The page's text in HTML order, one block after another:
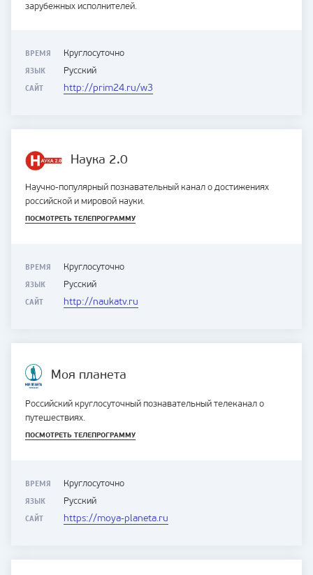
зарубежных исполнителей.
ВРЕМЯ Круглосуточно
ЯЗЫК Русский
САЙТ http://prim24.ru/w3
Наука 2.0
Научно-популярный познавательный канал о достижениях
российской и мировой науки.
ПОСМОТРЕТЬ ТЕЛЕПРОГРАММУ
ВРЕМЯ Круглосуточно
ЯЗЫК Русский
САЙТ http://naukatv.ru
Моя планета
Российский круглосуточный познавательный телеканал о
путешествиях.
ПОСМОТРЕТЬ ТЕЛЕПРОГРАММУ
ВРЕМЯ Круглосуточно
ЯЗЫК Русский
САЙТ https://moya-planeta.ru